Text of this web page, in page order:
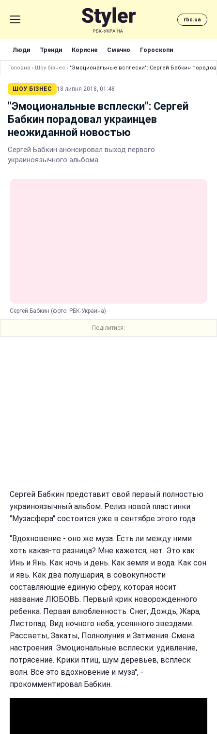
rbc.ua
Люди Тренди Корисне Смачно Гороскопи
Головна › Шоу бізнес › "Эмоциональные всплески": Сергей Бабкин
ШОУ БІЗНЕС 18 липня 2018, 01:48
"Эмоциональные всплески": Сергей
Бабкин порадовал украинцев
неожиданной новостью
Сергей Бабкин анонсировал выход первого
украиноязычного альбома
Сергей Бабкин (фото: РБК-Украина)
Поділитися:
Сергей Бабкин представит свой первый полностью
украиноязычный альбом. Релиз новой пластинки
"Музасфера" состоится уже в сентябре этого года.
"Вдохновение - оно же муза. Есть ли между ними
хоть какая-то разница? Мне кажется, нет. Это как
Инь и Янь. Как ночь и день. Как земля и вода. Как сон
и явь. Как два полушария, в совокупности
составляющие единую сферу, которая носит
название ЛЮБОВЬ. Первый крик новорожденного
ребенка. Первая влюбленность. Снег, Дождь, Жара,
Листопад. Вид ночного неба, усеянного звездами.
Рассветы, Закаты, Полнолуния и Затмения. Смена
настроения. Эмоциональные всплески: удивление,
потрясение. Крики птиц, шум деревьев, всплеск
волн. Все это вдохновение и муза", -
прокомментировал Бабкин.